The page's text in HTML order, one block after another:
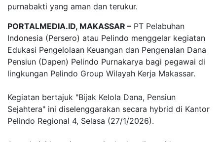
purnabakti yang aman dan terukur.
PORTALMEDIA.ID, MAKASSAR – PT Pelabuhan
Indonesia (Persero) atau Pelindo menggelar kegiatan
Edukasi Pengelolaan Keuangan dan Pengenalan Dana
Pensiun (Dapen) Pelindo Purnakarya bagi pegawai di
lingkungan Pelindo Group Wilayah Kerja Makassar.
Kegiatan bertajuk "Bijak Kelola Dana, Pensiun
Sejahtera" ini diselenggarakan secara hybrid di Kantor
Pelindo Regional 4, Selasa (27/1/2026).